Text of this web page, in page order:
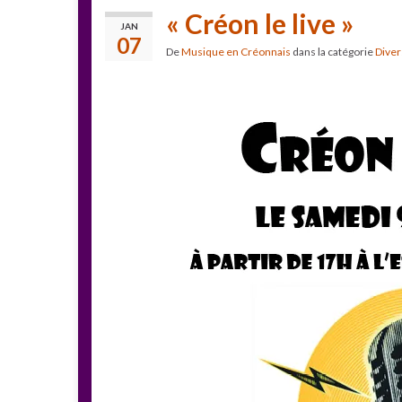
JAN
07
« Créon le live »
DeMusique en Créonnais dans la catégorie